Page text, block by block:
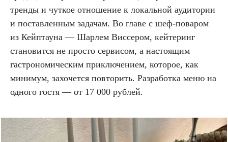
тренды и чуткое отношение к локальной аудитории
и поставленным задачам. Во главе с шеф-поваром
из Кейптауна — Шарлем Виссером, кейтеринг
становится не просто сервисом, а настоящим
гастрономическим приключением, которое, как
минимум, захочется повторить. Разработка меню на
одного гостя — от 17 000 рублей.